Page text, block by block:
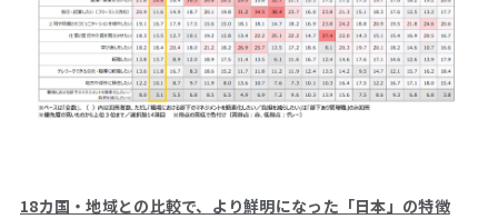
18カ国・地域との比較で、より鮮明になった「日本」の特徴